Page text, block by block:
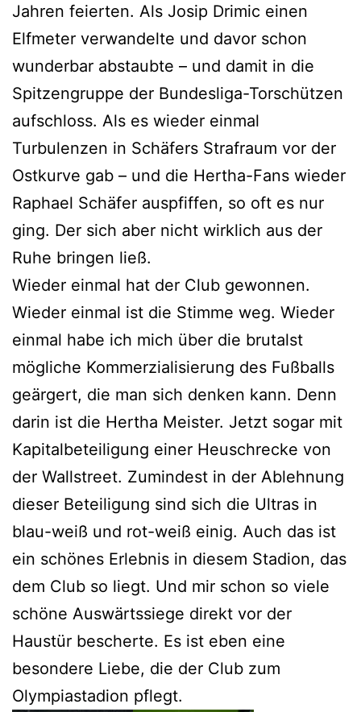
Jahren feierten. Als Josip Drimic einen
Elfmeter verwandelte und davor schon
wunderbar abstaubte – und damit in die
Spitzengruppe der Bundesliga-Torschützen
aufschloss. Als es wieder einmal
Turbulenzen in Schäfers Strafraum vor der
Ostkurve gab – und die Hertha-Fans wieder
Raphael Schäfer auspfiffen, so oft es nur
ging. Der sich aber nicht wirklich aus der
Ruhe bringen ließ.
Wieder einmal hat der Club gewonnen.
Wieder einmal ist die Stimme weg. Wieder
einmal habe ich mich über die brutalst
mögliche Kommerzialisierung des Fußballs
geärgert, die man sich denken kann. Denn
darin ist die Hertha Meister. Jetzt sogar mit
Kapitalbeteiligung einer Heuschrecke von
der Wallstreet. Zumindest in der Ablehnung
dieser Beteiligung sind sich die Ultras in
blau-weiß und rot-weiß einig. Auch das ist
ein schönes Erlebnis in diesem Stadion, das
dem Club so liegt. Und mir schon so viele
schöne Auswärtssiege direkt vor der
Haustür bescherte. Es ist eben eine
besondere Liebe, die der Club zum
Olympiastadion pflegt.